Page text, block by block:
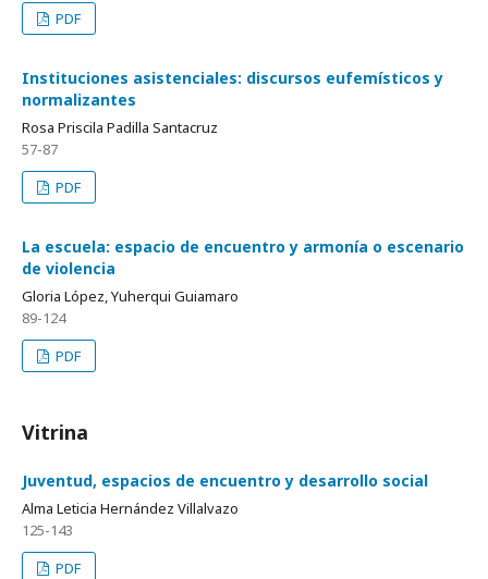
PDF
Instituciones asistenciales: discursos eufemísticos y
normalizantes
Rosa Priscila Padilla Santacruz
57-87
PDF
La escuela: espacio de encuentro y armonía o escenario
de violencia
Gloria López, Yuherqui Guiamaro
89-124
PDF
Vitrina
Juventud, espacios de encuentro y desarrollo social
Alma Leticia Hernández Villalvazo
125-143
PDF